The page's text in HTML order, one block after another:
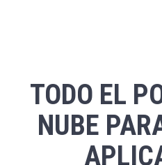
TODO EL
NUBE